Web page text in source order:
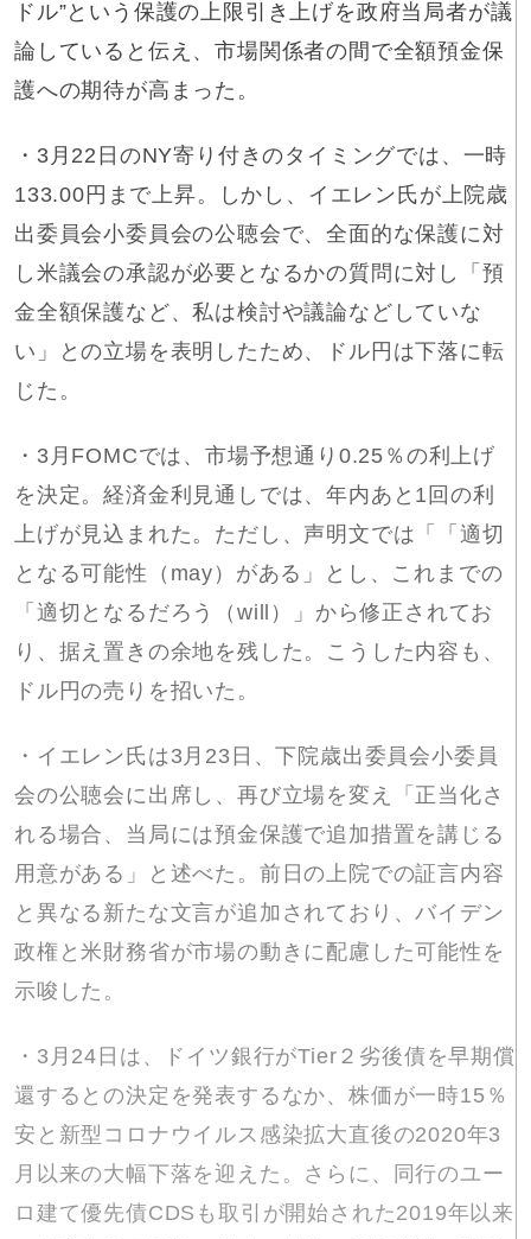
ドル”という保護の上限引き上げを政府当局者が議
論していると伝え、市場関係者の間で全額預金保
護への期待が高まった。
・3月22日のNY寄り付きのタイミングでは、一時
133.00円まで上昇。しかし、イエレン氏が上院歳
出委員会小委員会の公聴会で、全面的な保護に対
し米議会の承認が必要となるかの質問に対し「預
金全額保護など、私は検討や議論などしていな
い」との立場を表明したため、ドル円は下落に転
じた。
・3月FOMCでは、市場予想通り0.25％の利上げ
を決定。経済金利見通しでは、年内あと1回の利
上げが見込まれた。ただし、声明文では「「適切
となる可能性（may）がある」とし、これまでの
「適切となるだろう（will）」から修正されてお
り、据え置きの余地を残した。こうした内容も、
ドル円の売りを招いた。
・イエレン氏は3月23日、下院歳出委員会小委員
会の公聴会に出席し、再び立場を変え「正当化さ
れる場合、当局には預金保護で追加措置を講じる
用意がある」と述べた。前日の上院での証言内容
と異なる新たな文言が追加されており、バイデン
政権と米財務省が市場の動きに配慮した可能性を
示唆した。
・3月24日は、ドイツ銀行がTier２劣後債を早期償
還するとの決定を発表するなか、株価が一時15％
安と新型コロナウイルス感染拡大直後の2020年3
月以来の大幅下落を迎えた。さらに、同行のユー
ロ建て優先債CDSも取引が開始された2019年以来